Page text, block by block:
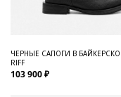
ЧЕРНЫЕ САПОГИ В
RIFF
103 900 ₽